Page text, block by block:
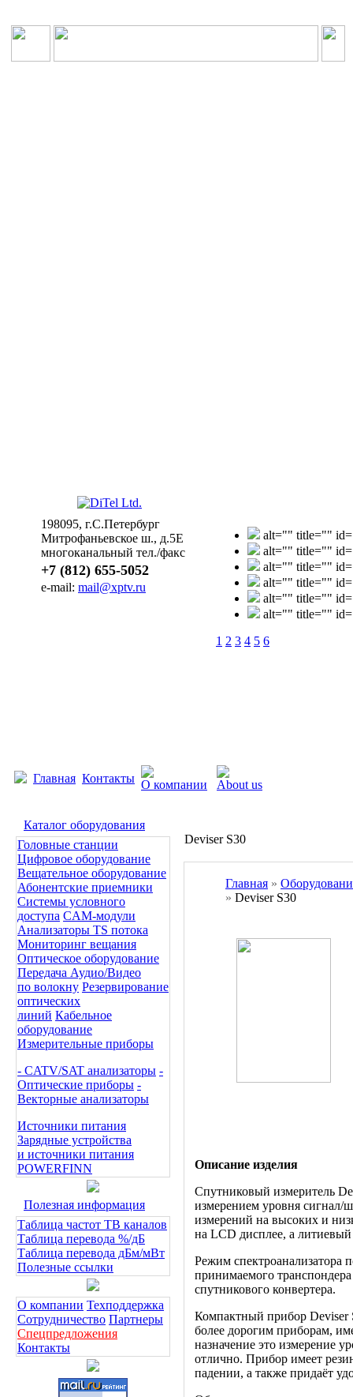
198095, г.С.Петербург
Митрофаньевское ш., д.5Е
многоканальный тел./факс
+7 (812) 655-5052
e-mail: mail@xptv.ru
alt="" title=""
alt="" title=""
alt="" title=""
alt="" title=""
alt="" title=""
alt="" title=""
1 2 3 4 5 6
Главная Контакты
Каталог оборудования
Головные станции
Цифровое оборудование
Вещательное оборудование
Абонентские приемники
Системы условного
доступа CAM-модули
Анализаторы TS потока
Мониторинг вещания
Оптическое оборудование
Передача Аудио/Видео
по волокну Резервирование
оптических
линий Кабельное
оборудование
Измерительные приборы
- CATV/SAT анализаторы -
Оптические приборы -
Векторные анализаторы
Источники питания
Зарядные устройства
и источники питания
POWERFINN
Полезная информация
Таблица частот ТВ каналов
Таблица перевода %/дБ
Таблица перевода дБм/мВт
Полезные ссылки
О компании Техподдержка
Сотрудничество Партнеры
Спецпредложения
Контакты
Deviser S30
Главная »
» Deviser S30
Описание изделия
Спутниковый измеритель
измерением уровня сигнал/
измерений на высоких и
на LCD дисплее, а
Режим спектроанализатора
принимаемого
спутникового конвертера.
Компактный прибор Deviser
более дорогим приборам,
назначение это измерение
отлично. Прибор имеет
падении, а также придаёт